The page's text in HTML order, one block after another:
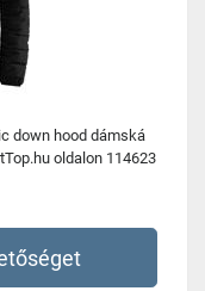
down hood dámská
oldalon 114623